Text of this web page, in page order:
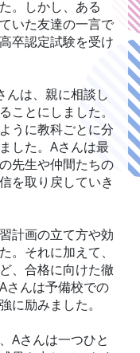
。しかし、ある
いた友達の一言で
卒認定試験を受け
んは、親に相談し
ことにしました。
うに教科ごとに分
した。Aさんは最
先生や仲間たちの
を取り戻していき
計画の立て方や効
。それに加えて、
、合格に向けた徹
さんは予備校での
に励みました。
Aさんは一つひと